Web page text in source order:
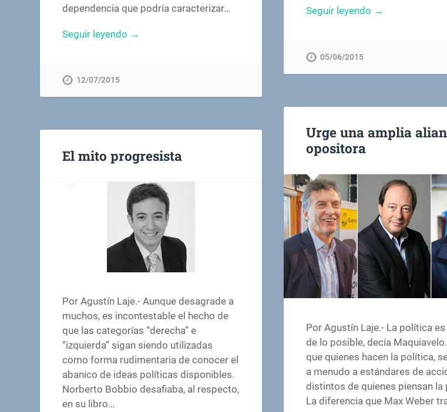
dependencia que podría caracterizar…
Seguir leyendo →
12/07/2015
Seguir leyendo →
05/06/2015
Urge una amplia
opositora
Por Agustín Laje.- La política
de lo posible, decía
que quienes hacen la política,
a menudo a estándares de
distintos de quienes piensan la
La diferencia que Max Weber
El mito progresista
Por Agustín Laje.- Aunque desagrade a
muchos, es incontestable el hecho de
que las categorías “derecha” e
“izquierda” sigan siendo utilizadas
como forma rudimentaria de conocer el
abanico de ideas políticas disponibles.
Norberto Bobbio desafiaba, al respecto,
en su libro…